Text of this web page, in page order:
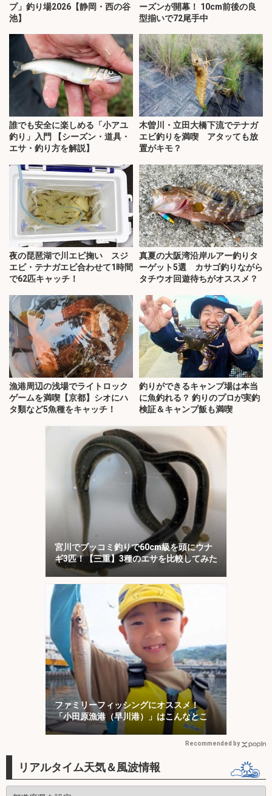
プ」釣り場2026【静岡・西の谷
池】
ーズンが開幕！ 10cm前後の良
型揃いで72尾手中
誰でも安全に楽しめる「小アユ
釣り」入門 【シーズン・道具・
エサ・釣り方を解説】
木曽川・立田大橋下流でテナガ
エビ釣りを満喫 アタッても放
置がキモ？
夜の琵琶湖で川エビ掬い スジ
エビ・テナガエビ合わせて1時間
で62匹キャッチ！
真夏の大阪湾沿岸ルアー釣りタ
ーゲット5選 カサゴ釣りながら
タチウオ回遊待ちがオススメ？
漁港周辺の浅場でライトロック
ゲームを満喫【京都】シオにハ
タ類など5魚種をキャッチ！
釣りができるキャンプ場は本当
に魚釣れる？ 釣りのプロが実釣
検証＆キャンプ飯も満喫
宮川でブッコミ釣りで60cm級を頭にウナ
ギ3匹！【三重】3種のエサを比較してみた
ファミリーフィッシングにオススメ！
「小田原漁港（早川港）」はこんなとこ
Recommended by
リアルタイム天気＆風波情報